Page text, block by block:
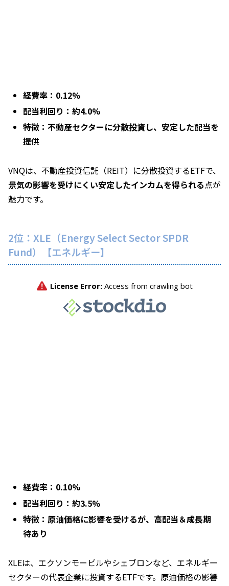
経費率：0.12%
配当利回り：約4.0%
特徴：不動産セクターに分散投資し、安定した配当を
提供
VNQは、不動産投資信託（REIT）に分散投資するETFで、
景気の影響を受けにくい安定したインカムを得られる点が
魅力です。
2位：XLE（Energy Select Sector SPDR
Fund）【エネルギー】
経費率：0.10%
配当利回り：約3.5%
特徴：原油価格に影響を受けるが、高配当＆成長期
待あり
XLEは、エクソンモービルやシェブロンなど、エネルギー
セクターの代表企業に投資するETFです。原油価格の影響